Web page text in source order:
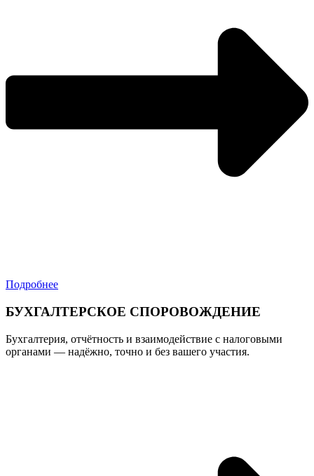
Подробнее
БУХГАЛТЕРСКОЕ СПОРОВОЖДЕНИЕ
Бухгалтерия, отчётность и взаимодействие с налоговыми
органами — надёжно, точно и без вашего участия.